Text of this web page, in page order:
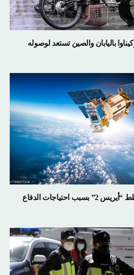
باليابان والصين تستعد لوصوله
احتياجات الدفاع